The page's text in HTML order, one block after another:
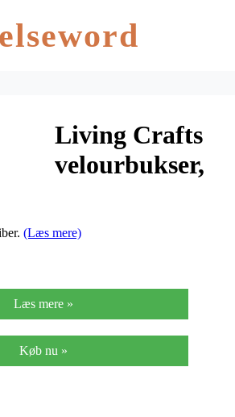
Living Crafts
velourbukser,
Melange/
(Læs mere)
Læs mere »
Køb nu »